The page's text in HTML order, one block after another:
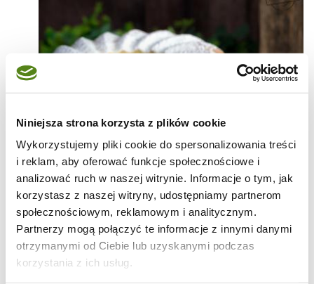
Niniejsza strona korzysta z plików cookie
Wykorzystujemy pliki cookie do spersonalizowania treści
i reklam, aby oferować funkcje społecznościowe i
analizować ruch w naszej witrynie. Informacje o tym, jak
korzystasz z naszej witryny, udostępniamy partnerom
społecznościowym, reklamowym i analitycznym.
Partnerzy mogą połączyć te informacje z innymi danymi
otrzymanymi od Ciebie lub uzyskanymi podczas
korzystania z ich usług.